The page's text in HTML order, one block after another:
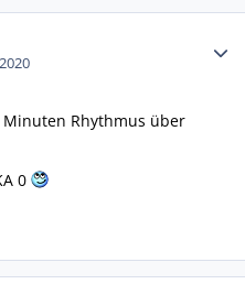
Rhythmus über
0